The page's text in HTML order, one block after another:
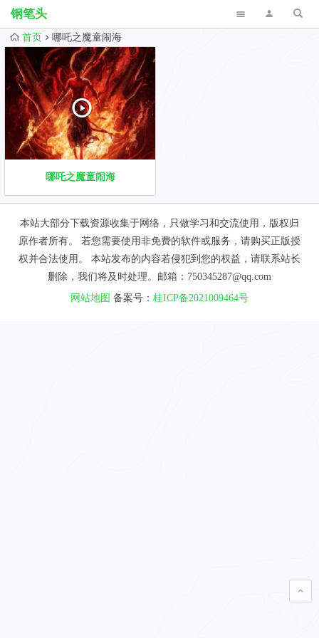
钢笔头
首页 哪吒之魔童闹海
哪吒之魔童闹海
本站大部分下载资源收集于网络，只做学习和交流使用，版权归
原作者所有。 若您需要使用非免费的软件或服务，请购买正版授
权并合法使用。 本站发布的内容若侵犯到您的权益，请联系站长
删除，我们将及时处理。邮箱：750345287@qq.com
网站地图 备案号： 桂ICP备2021009464号